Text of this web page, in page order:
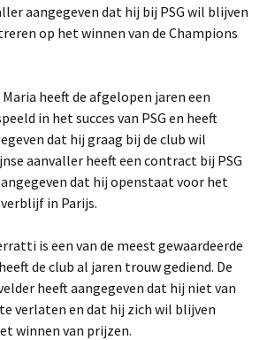
aangegeven dat hij bij PSG wil blijven
op het winnen van de Champions
heeft de afgelopen jaren een
in het succes van PSG en heeft
dat hij graag bij de club wil
aanvaller heeft een contract bij PSG
dat hij openstaat voor het
in Parijs.
is een van de meest gewaardeerde
de club al jaren trouw gediend. De
heeft aangegeven dat hij niet van
verlaten en dat hij zich wil blijven
winnen van prijzen.